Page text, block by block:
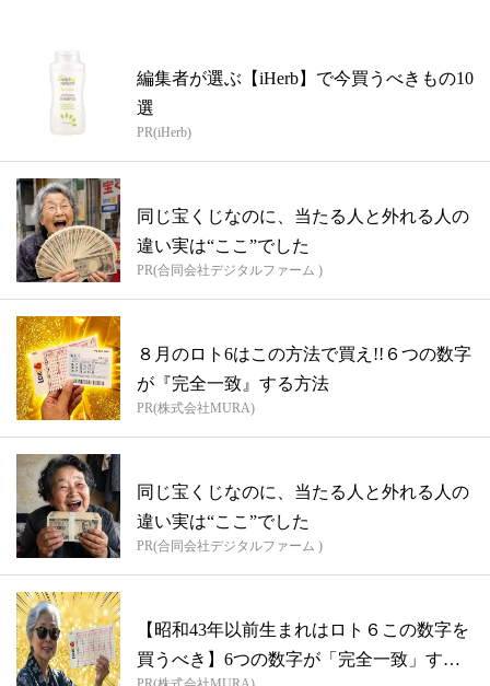
編集者が選ぶ【iHerb】で今買うべきもの10
選
PR(iHerb)
同じ宝くじなのに、当たる人と外れる人の
違い実は“ここ”でした
PR(合同会社デジタルファーム )
８月のロト6はこの方法で買え!!６つの数字
が『完全一致』する方法
PR(株式会社MURA)
同じ宝くじなのに、当たる人と外れる人の
違い実は“ここ”でした
PR(合同会社デジタルファーム )
【昭和43年以前生まれはロト６この数字を
買うべき】6つの数字が「完全一致」する